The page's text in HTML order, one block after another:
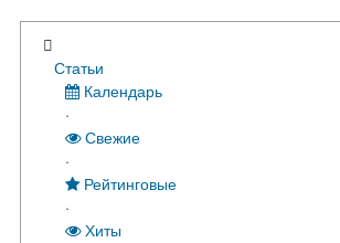
Статьи
Календарь
·
Свежие
·
Рейтинговые
·
Хиты